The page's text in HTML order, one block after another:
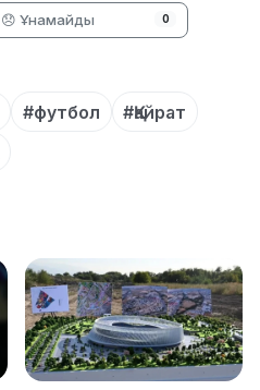
😞 Ұнамайды 0
#футбол
#Қайрат